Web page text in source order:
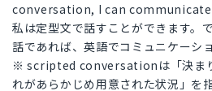
conversation, I can
私は定型文で話すことができます。
話であれば、英語でコミュニケーシ
※ scripted conversationは「決ま
れがあらかじめ用意された状況」を指